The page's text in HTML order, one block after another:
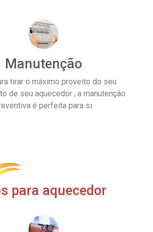
Manutenção
tirar o máximo proveito do seu
de seu aquecedor , a manutenção
é perfeita para si.
para aquecedor